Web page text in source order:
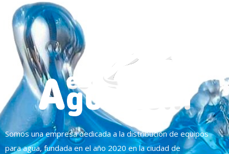
Somos una empresa dedicada a la distribución de equipos
para agua, fundada en el año 2020 en la ciudad de